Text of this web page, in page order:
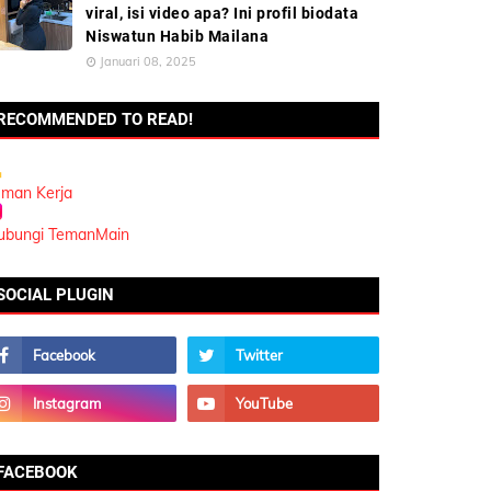
viral, isi video apa? Ini profil biodata
Niswatun Habib Mailana
Januari 08, 2025
TO READ!
Kerja
TemanMain
PLUGIN